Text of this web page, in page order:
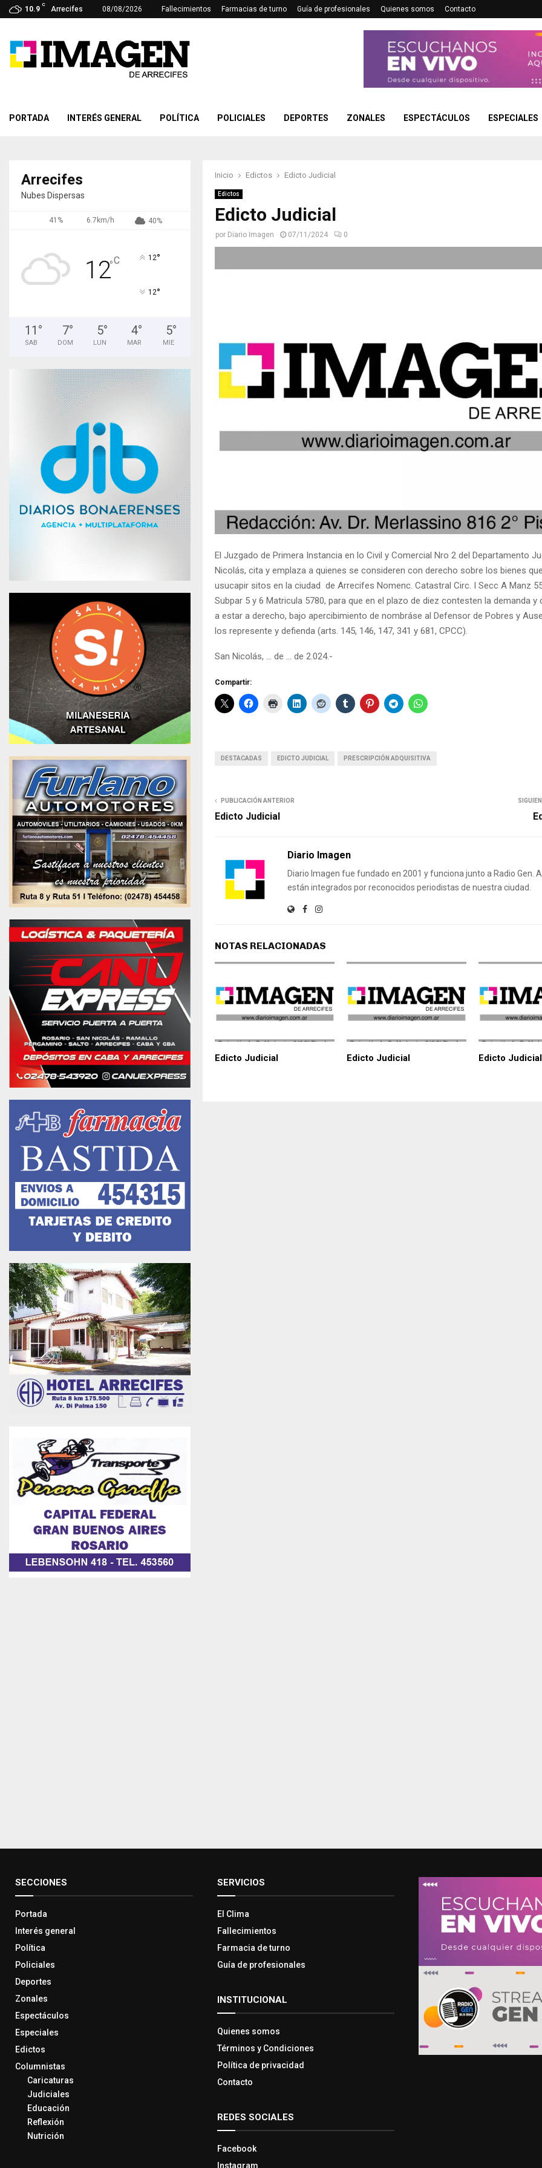
10.9
C
Arrecifes 08/08/2026 Fallecimientos Farmacias de turno Guía de profesionales Quienes somos Contacto
PORTADA INTERÉS GENERAL POLÍTICA POLICIALES DEPORTES ZONALES ESPECTÁCULOS ESPECIALES
Inicio Edictos Edicto Judicial
Edictos
Edicto Judicial
por Diario Imagen 07/11/2024 0
El Juzgado de Primera Instancia en lo Civil y Comercial Nro 2 del Departamento
Nicolás, cita y emplaza a quienes se consideren con derecho sobre los bienes
usucapir sitos en la ciudad de Arrecifes Nomenc. Catastral Circ. I Secc A Manz
Subpar 5 y 6 Matricula 5780, para que en el plazo de diez contesten la demanda y
a estar a derecho, bajo apercibimiento de nombráse al Defensor de Pobres y
los represente y defienda (arts. 145, 146, 147, 341 y 681, CPCC).
San Nicolás, … de … de 2.024.-
Compartir:
DESTACADAS EDICTO JUDICIAL PRESCRIPCIÓN ADQUISITIVA
PUBLICACIÓN ANTERIOR
Edicto Judicial
Diario Imagen
Diario Imagen fue fundado en 2001 y funciona junto a Radio Gen.
están integrados por reconocidos periodistas de nuestra ciudad.
NOTAS RELACIONADAS
Edicto Judicial Edicto Judicial Edicto Judicial
Arrecifes
Nubes Dispersas
41% 6.7km/h 40%
12°C 12°
12°
11 °
SAB
7°
DOM
5°
LUN
4°
MAR
5°
MIE
SECCIONES
Portada
Interés general
Política
Policiales
Deportes
Zonales
Espectáculos
Especiales
Edictos
Columnistas
Caricaturas
Judiciales
Educación
Reflexión
Nutrición
SERVICIOS
El Clima
Fallecimientos
Farmacia de turno
Guía de profesionales
INSTITUCIONAL
Quienes somos
Términos y Condiciones
Política de privacidad
Contacto
REDES SOCIALES
Facebook
Instagram